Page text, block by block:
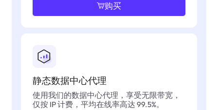
购买
静态数据中心代理
使用我们的数据中心代理，享受无限带宽，
仅按 IP 计费，平均在线率高达 99.5%。